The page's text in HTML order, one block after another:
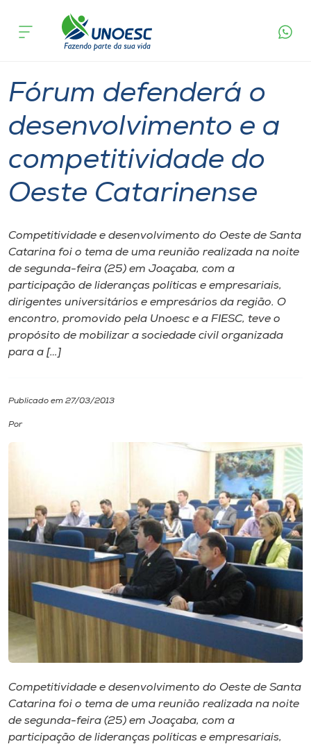
Cursos
Pesquisa
Atendimento ao Estudante
Portal de Ensino
A
Internacionalização
I.nova
Cultura
Biblioteca
Editora
Rádio
Store
acontece
Fórum defenderá o
desenvolvimento e a
competitividade do
Oeste Catarinense
Competitividade e desenvolvimento do Oeste de Santa
Catarina foi o tema de uma reunião realizada na noite
de segunda-feira (25) em Joaçaba, com a
participação de lideranças políticas e empresariais,
dirigentes universitários e empresários da região. O
encontro, promovido pela Unoesc e a FIESC, teve o
propósito de mobilizar a sociedade civil organizada
para a […]
Publicado em 27/03/2013
Por
Competitividade e desenvolvimento do Oeste de Santa
Catarina foi o tema de uma reunião realizada na noite
de segunda-feira (25) em Joaçaba, com a
participação de lideranças políticas e empresariais,